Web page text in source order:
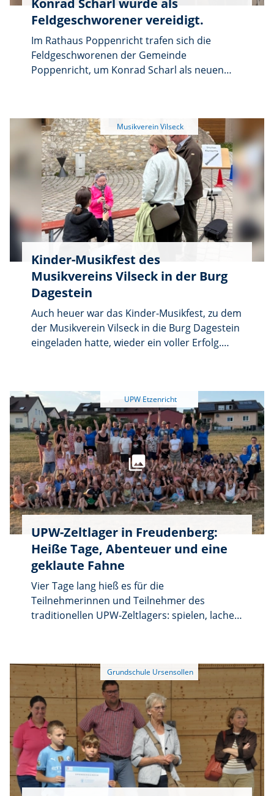
Peter war stolz und auch gerührt, bei der
Verleihung in Regensburg dabei gewesen zu
sein.
Konrad Scharl wurde als
Feldgeschworener vereidigt.
Im Rathaus Poppenricht trafen sich die
Feldgeschworenen der Gemeinde
Poppenricht, um Konrad Scharl als neuen
Kinder-Musikfest des
Musikvereins Vilseck in der Burg
Dagestein
Auch heuer war das Kinder-Musikfest, zu dem
der Musikverein Vilseck in die Burg Dagestein
eingeladen hatte, wieder ein voller Erfolg.
Musikinstrumenten verbringen zu können.
UPW Etzenricht
UPW-Zeltlager in Freudenberg:
Heiße Tage, Abenteuer und eine
geklaute Fahne
Vier Tage lang hieß es für die
Teilnehmerinnen und Teilnehmer des
traditionellen UPW-Zeltlagers: spielen, lachen,
Mittelpunkt eines abwechslungsreichen
Zeltlagers.